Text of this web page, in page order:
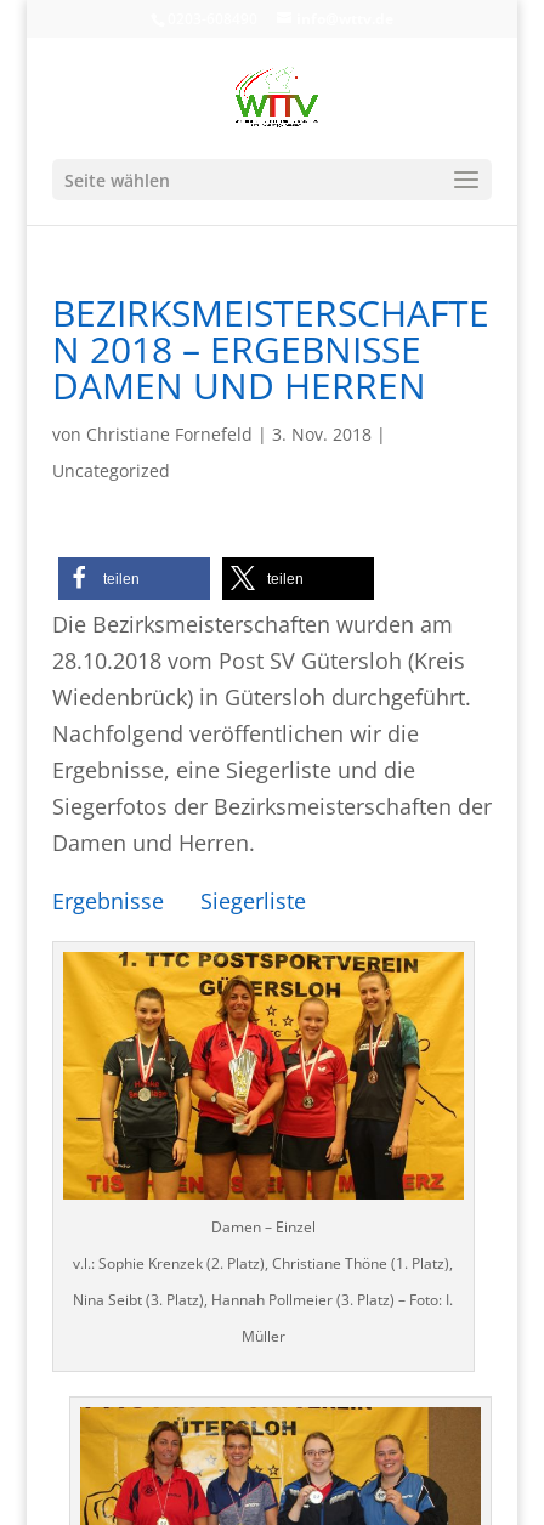
Seite wählen
BEZIRKSMEISTERSCHAFTE
N 2018 – ERGEBNISSE
DAMEN UND HERREN
von Christiane Fornefeld | 3. Nov. 2018|
Uncategorized
teilen teilen
Die Bezirksmeisterschaften wurden am
28.10.2018 vom Post SV Gütersloh (Kreis
Wiedenbrück) in Gütersloh durchgeführt.
Nachfolgend veröffentlichen wir die
Ergebnisse, eine Siegerliste und die
Siegerfotos der Bezirksmeisterschaften der
Damen und Herren.
Ergebnisse
Siegerliste
Damen – Einzel
v.l.: Sophie Krenzek (2. Platz), Christiane Thöne (1. Platz),
Nina Seibt (3. Platz), Hannah Pollmeier (3. Platz) – Foto: I.
Müller